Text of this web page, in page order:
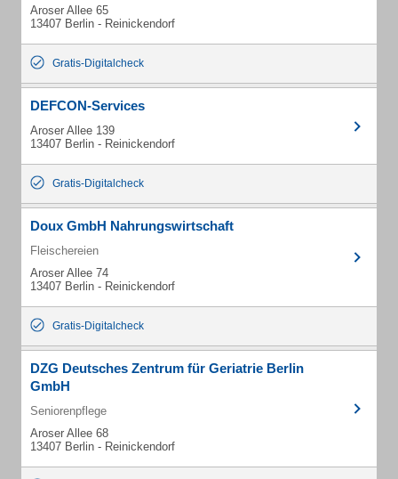
Aroser Allee 65
13407 Berlin - Reinickendorf
Gratis-Digitalcheck
DEFCON-Services
Aroser Allee 139
13407 Berlin - Reinickendorf
Gratis-Digitalcheck
Doux GmbH Nahrungswirtschaft
Fleischereien
Aroser Allee 74
13407 Berlin - Reinickendorf
Gratis-Digitalcheck
DZG Deutsches Zentrum für Geriatrie Berlin
GmbH
Seniorenpflege
Aroser Allee 68
13407 Berlin - Reinickendorf